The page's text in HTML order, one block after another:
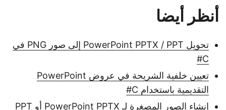
أنظر أيضا
تحويل PowerPoint PPTX / PPT إلى صور PNG في
C#
تعيين خلفية الشريحة في عروض PowerPoint
التقديمية باستخدام C#
إنشاء الصور المصغرة لـ PowerPoint PPTX أو PPT